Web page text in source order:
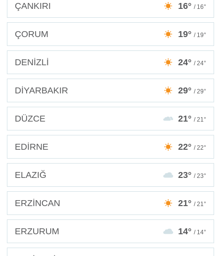
ÇANKIRI 16° / 16°
ÇORUM 19° / 19°
DENİZLİ 24° / 24°
DİYARBAKIR 29° / 29°
DÜZCE 21° / 21°
EDİRNE 22° / 22°
ELAZIĞ 23° / 23°
ERZİNCAN 21° / 21°
ERZURUM 14° / 14°